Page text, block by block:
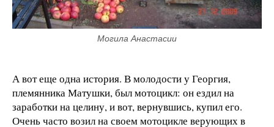
Могила Анастасии
А вот еще одна история. В молодости у Георгия,
племянника Матушки, был мотоцикл: он ездил на
заработки на целину, и вот, вернувшись, купил его.
Очень часто возил на своем мотоцикле верующих в